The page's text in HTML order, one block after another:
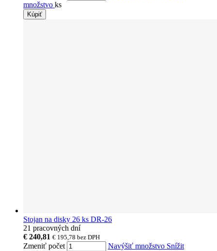
množstvo ks
Kúpiť
Stojan na disky 26 ks DR-26
21 pracovných dní
€ 240,81 € 195,78 bez DPH
Zmeniť počet Navýšiť množstvo Snížit